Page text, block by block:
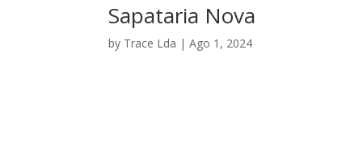
Sapataria Nova
by Trace Lda |Ago 1, 2024